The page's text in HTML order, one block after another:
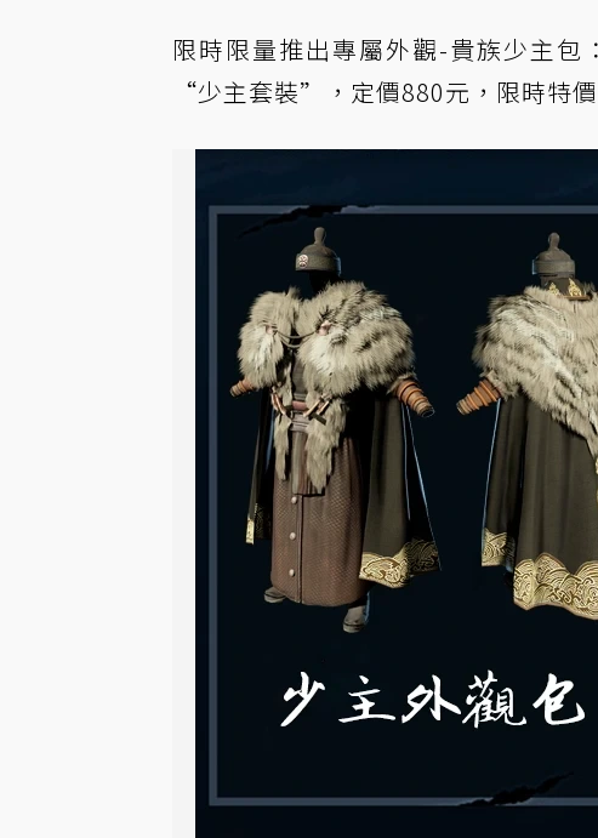
限時限量推出專屬外觀-貴族少主
“少主套裝”，定價880元，限時特